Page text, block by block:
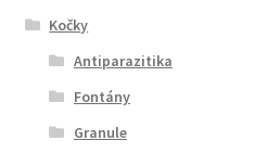
Kočky
Antiparazitika
Fontány
Granule